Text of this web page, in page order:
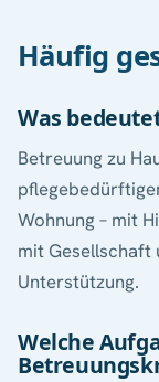
Häufig
Was
Betreuung zu
Wohnung – mit
mit Gesellschaft
Unterstützung.
Welche